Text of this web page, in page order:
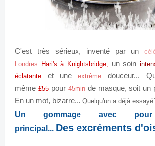
C'est très sérieux, inventé par un
Londres Hari's à Knightsbridge, un soin
éclatante et uneextrême douceur...
même £55pour 45minde masque, soit un
En un mot, bizarre... Quelqu'un a déjà
Un gommage avec pour
principal... Des excréments